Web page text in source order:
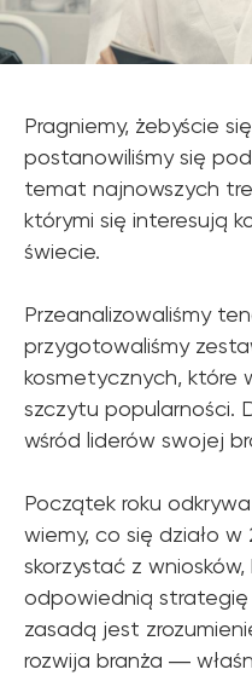
Pragniemy, żebyście
postanowiliśmy się
temat najnowszych
którymi się interesują
świecie.
Przeanalizowaliśmy
przygotowaliśmy
kosmetycznych, które
szczytu popularności.
wśród liderów swojej
Początek roku
wiemy, co się działo w
skorzystać z
odpowiednią strategię
zasadą jest
rozwija branża ―